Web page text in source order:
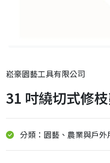
崧豪園藝工具有限公司
31 吋繞切式修
分類：園藝、農業與戶外